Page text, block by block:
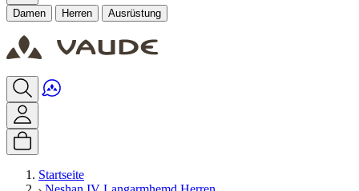
Damen Herren Ausrüstung
Startseite